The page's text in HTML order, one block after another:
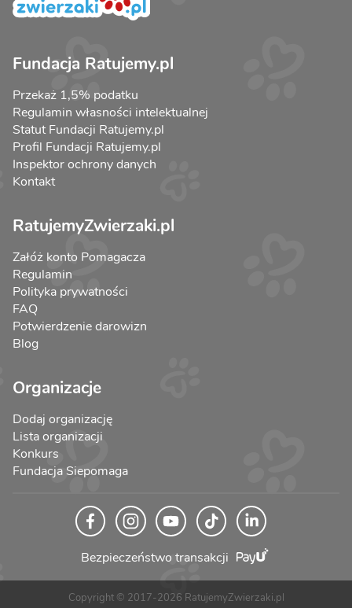
Fundacja Ratujemy.pl
Przekaż 1,5% podatku
Regulamin własności intelektualnej
Statut Fundacji Ratujemy.pl
Profil Fundacji Ratujemy.pl
Inspektor ochrony danych
Kontakt
RatujemyZwierzaki.pl
Załóż konto Pomagacza
Regulamin
Polityka prywatności
FAQ
Potwierdzenie darowizn
Blog
Organizacje
Dodaj organizację
Lista organizacji
Konkurs
Fundacja Siepomaga
Bezpieczeństwo transakcji
Copyright © 2017-2026 RatujemyZwierzaki.pl